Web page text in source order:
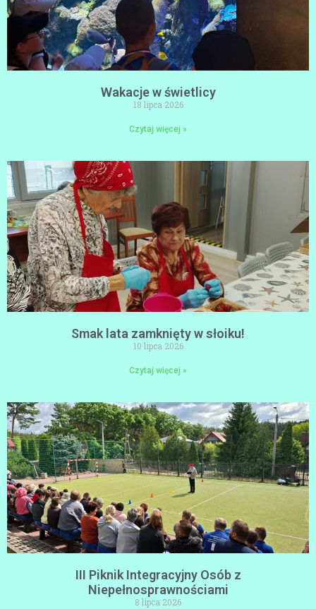
Wakacje w świetlicy
18 lipca 2026
Czytaj więcej »
Smak lata zamknięty w słoiku!
10 lipca 2026
Czytaj więcej »
III Piknik Integracyjny Osób z
Niepełnosprawnościami
8 lipca 2026